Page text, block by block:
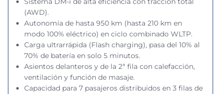
(AWD).
Autonomía de hasta 950 km (hasta 210 km en
modo 100% eléctrico) en ciclo combinado WLTP.
Carga ultrarrápida (Flash charging), pasa del 10% al
70% de batería en solo 5 minutos.
Asientos delanteros y de la 2ª fila con calefacción,
ventilación y función de masaje.
Capacidad para 7 pasajeros distribuidos en 3 filas de